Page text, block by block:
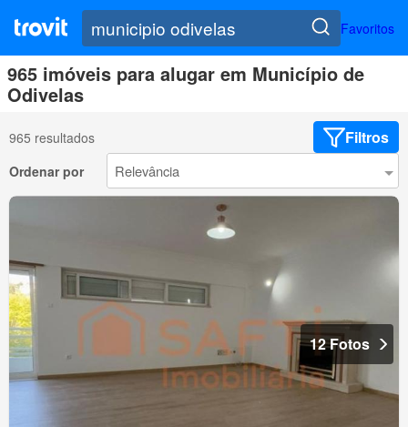
Favoritos
965 imóveis para alugar em Município de
Odivelas
965 resultados Filtros
Ordenar por
12 Fotos